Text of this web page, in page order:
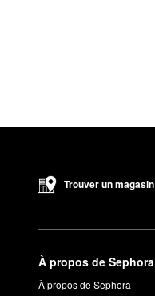
Trouver un magasin
À propos de Sephora
À propos de Sephora